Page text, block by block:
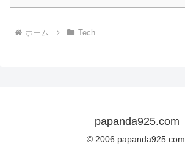
ホーム Tech
papanda925.com
© 2006 papanda925.com.